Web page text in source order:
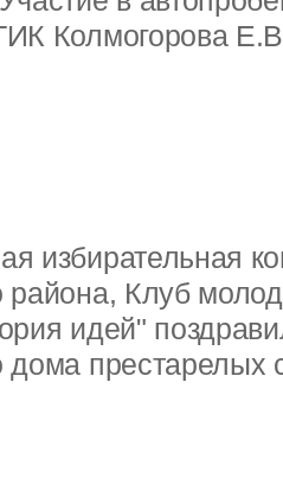
Колмогорова
избирательная
района, Клуб
идей"
дома